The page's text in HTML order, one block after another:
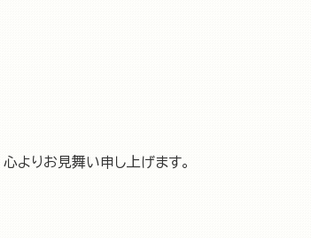
よりお見舞い申し上げます。